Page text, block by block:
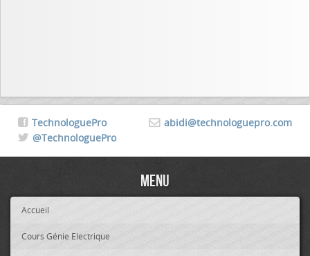
abidi@technologuepro.com
TechnologuePro
@TechnologuePro
Menu
Accueil
Cours Génie Electrique